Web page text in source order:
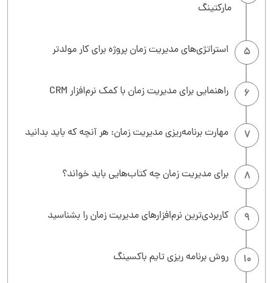
مارکتینگ
5 استراتژی‌های مدیریت زمان پروژه برای کار مولدتر
6 راهنمایی برای مدیریت زمان با کمک نرم‌افزار CRM
7 مهارت برنامه‌ریزی مدیریت زمان: هر آنچه که باید بدانید
8 برای مدیریت زمان چه کتاب‌هایی باید خواند؟
9 کاربردی‌ترین نرم‌افزارهای مدیریت زمان را بشناسید
10 روش برنامه ریزی تایم باکسینگ